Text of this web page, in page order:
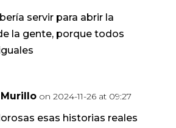
servir para abrir la
la gente, porque todos
on 2024-11-26 at 09:27
esas historias reales